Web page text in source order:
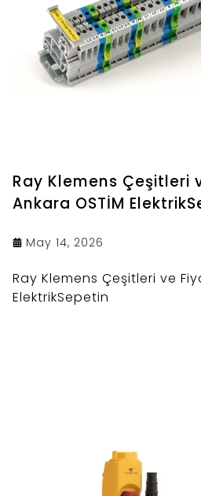
Ray Klemens Çeşitleri
Ankara OSTİM
May 14, 2026
Ray Klemens Çeşitleri ve
ElektrikSepetin